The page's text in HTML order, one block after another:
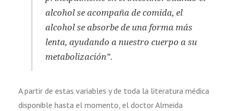
alcohol se acompaña de comida, el
alcohol se absorbe de una forma más
lenta, ayudando a nuestro cuerpo a su
metabolización”.
A partir de estas variables y de toda la literatura médica
disponible hasta el momento, el doctor Almeida